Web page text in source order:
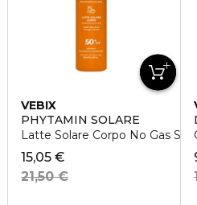
VEBIX
PHYTAMIN SOLARE
Latte Solare Corpo No Gas
15,05 €
21,50 €